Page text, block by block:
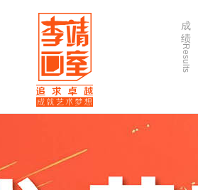
成
绩
Results